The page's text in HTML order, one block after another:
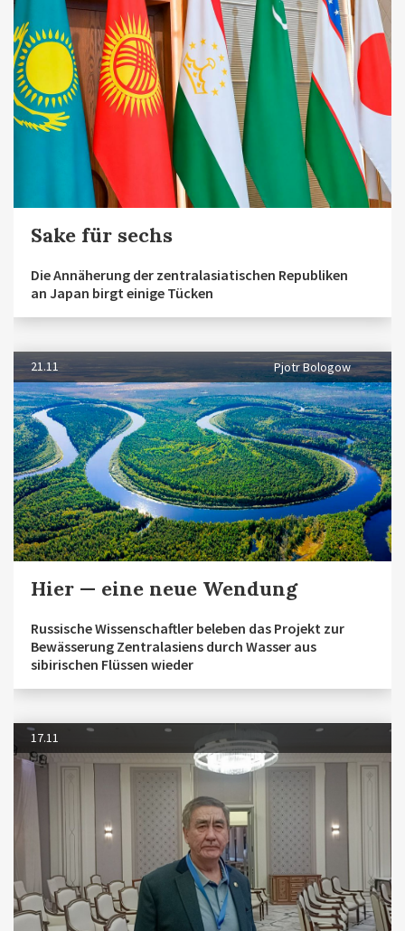
Sake für sechs
Die Annäherung der zentralasiatischen Republiken
an Japan birgt einige Tücken
21.11 Pjotr Bologow
Hier — eine neue Wendung
Russische Wissenschaftler beleben das Projekt zur
Bewässerung Zentralasiens durch Wasser aus
sibirischen Flüssen wieder
17.11